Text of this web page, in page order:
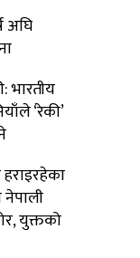
अघि
भारतीय
‘रेकी’
हराइरहेका
युक्तको